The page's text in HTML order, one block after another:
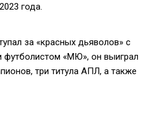
года.
за «красных дьяволов» с
футболистом «МЮ», он выиграл
три титула АПЛ, а также